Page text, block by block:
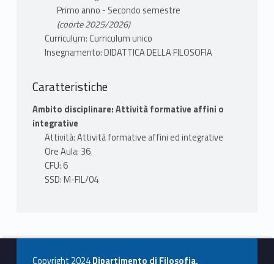
Primo anno - Secondo semestre
(coorte 2025/2026)
Curriculum: Curriculum unico
Insegnamento: DIDATTICA DELLA FILOSOFIA
Caratteristiche
Ambito disciplinare: Attività formative affini o
integrative
Attività: Attività formative affini ed integrative
Ore Aula: 36
CFU: 6
SSD: M-FIL/04
Copyright 2024Dipartimento di Filosofia,